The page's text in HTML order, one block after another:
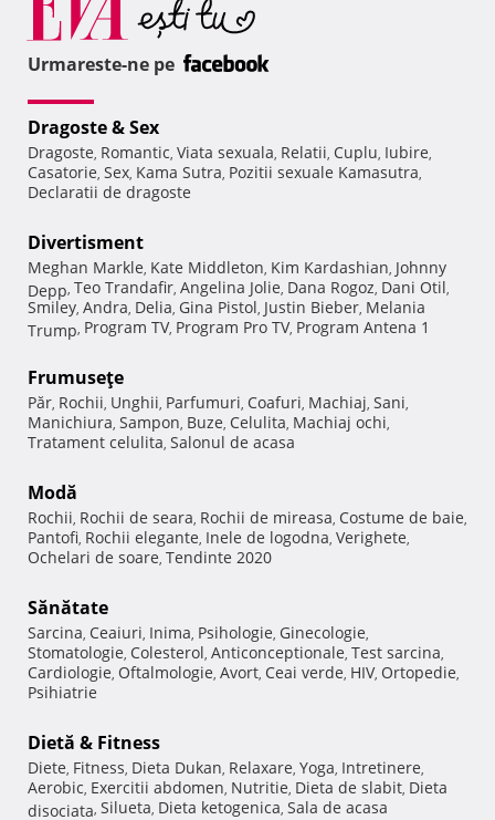
Urmareste-ne pe
Dragoste & Sex
Dragoste, Romantic, Viata sexuala, Relatii, Cuplu, Iubire,
Casatorie, Sex, Kama Sutra, Pozitii sexuale Kamasutra,
Declaratii de dragoste
Divertisment
Meghan Markle, Kate Middleton, Kim Kardashian, Johnny
Depp, Teo Trandafir, Angelina Jolie, Dana Rogoz, Dani Otil,
Smiley, Andra, Delia, Gina Pistol, Justin Bieber, Melania
Trump, Program TV, Program Pro TV, Program Antena 1
Frumuseţe
Păr, Rochii, Unghii, Parfumuri, Coafuri, Machiaj, Sani,
Manichiura, Sampon, Buze, Celulita, Machiaj ochi,
Tratament celulita, Salonul de acasa
Modă
Rochii, Rochii de seara, Rochii de mireasa, Costume de baie,
Pantofi, Rochii elegante, Inele de logodna, Verighete,
Ochelari de soare, Tendinte 2020
Sănătate
Sarcina, Ceaiuri, Inima, Psihologie, Ginecologie,
Stomatologie, Colesterol, Anticonceptionale, Test sarcina,
Cardiologie, Oftalmologie, Avort, Ceai verde, HIV, Ortopedie,
Psihiatrie
Dietă & Fitness
Diete, Fitness, Dieta Dukan, Relaxare, Yoga, Intretinere,
Aerobic, Exercitii abdomen, Nutritie, Dieta de slabit, Dieta
disociata, Silueta, Dieta ketogenica, Sala de acasa